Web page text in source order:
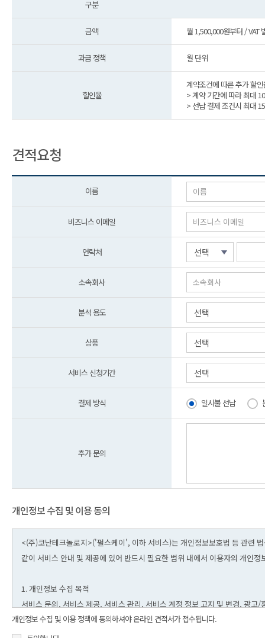
구분
금액 월 1,500,000원부터 / VAT
과금 정책 월 단위
힐인율
계약조건에 따른 추가 할
> 계약 기간에 따라 최대
> 선납 결제 조건시 최대
견적요청
이름
비즈니스 이메일
연락처 선택
소속회사
분석 용도 선택
상품 선택
서비스 신청기간 선택
결제 방식 일시불 선납
추가 문의
개인정보 수집 및 이용 동의
개인정보 수집 및 이용 정책에 동의하셔야 온라인 견적서가 접수됩니다.